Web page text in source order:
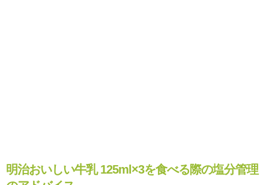
明治おいしい牛乳 125ml×3を食べる際の塩分管理